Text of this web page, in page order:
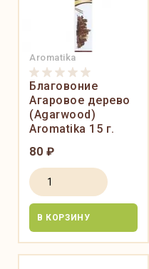
Aromatika
Благовоние
Агаровое дерево
(Agarwood)
Aromatika 15 г.
80 ₽
В КОРЗИНУ